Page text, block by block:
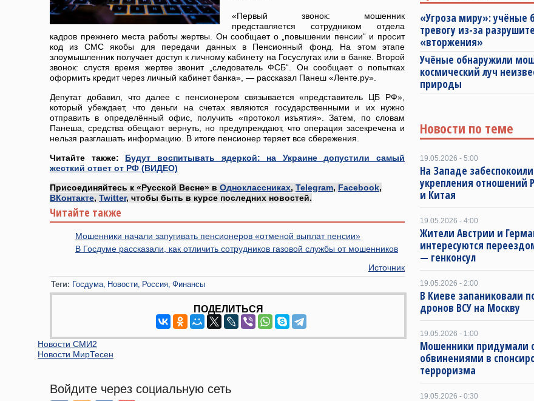
«Первый звонок: мошенник
представляется сотрудником отдела
кадров прежнего места работы жертвы. Он сообщает о „повышении пенсии“ и просит
код из СМС якобы для передачи данных в Пенсионный фонд. На этом этапе
злоумышленник получает доступ к личному кабинету на Госуслугах или в банке. Второй
звонок: спустя время жертве звонит „следователь ФСБ“. Он сообщает о попытках
оформить кредит через личный кабинет банка», — рассказал Панеш «Ленте.ру».
Депутат добавил, что далее с пенсионером связывается «представитель ЦБ РФ»,
который убеждает, что деньги на счетах являются государственными и их нужно
отправить в определённый офис, получить «протокол изъятия». Затем, по словам
Панеша, средства обещают вернуть, но предупреждают, что операция засекречена и
нельзя разглашать информацию. В итоге пенсионер теряет все сбережения.
Читайте также: Будут воспитывать ядеркой: на Украине допустили самый
жесткий ответ от РФ (ВИДЕО)
Присоединяйтесь к «Русской Весне» в Одноклассниках, Telegram, Facebook,
ВКонтакте, Twitter, чтобы быть в курсе последних новостей.
Читайте также
Мошенники начали запугивать пенсионеров «отменой выплат пенсии»
В Госдуме рассказали, как отличить сотрудников газовой службы от мошенников
Источник
Теги: Госдума Новости Россия Финансы
ПОДЕЛИТЬСЯ
Новости СМИ2
Новости МирТесен
Войдите через социальную сеть
«Угроза миру»: учёные
тревогу из-за
«вторжения»
Учёные обнаружили
космический луч
природы
Новости по теме
19.05.2026 - 5:00
На Западе
укрепления отношений
и Китая
19.05.2026 - 4:00
Жители Австрии и
интересуются
— генконсул
19.05.2026 - 2:00
В Киеве запаниковали
дронов ВСУ на Москву
19.05.2026 - 1:00
Мошенники придумали
обвинениями в
терроризма
19.05.2026 - 0:30